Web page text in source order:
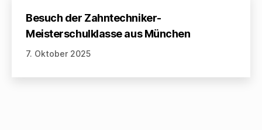
Besuch der Zahntechniker-
Meisterschulklasse aus München
7. Oktober 2025